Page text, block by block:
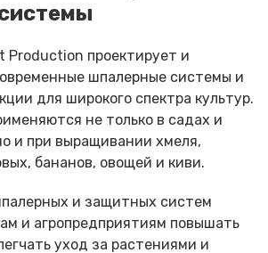
проектирует и
шпалерные системы и
для широкого спектра культур.
не только в садах и
и при выращивании хмеля,
бананов, овощей и киви.
и защитных систем
и агропредприятиям повышать
уход за растениями и